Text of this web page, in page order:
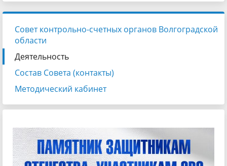
Совет контрольно-счетных органов Волгоградской
области
Деятельность
Состав Совета (контакты)
Методический кабинет